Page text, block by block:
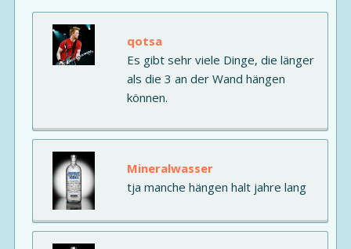
qotsa
Es gibt sehr viele Dinge, die länger
als die 3 an der Wand hängen
können.
Mineralwasser
tja manche hängen halt jahre lang